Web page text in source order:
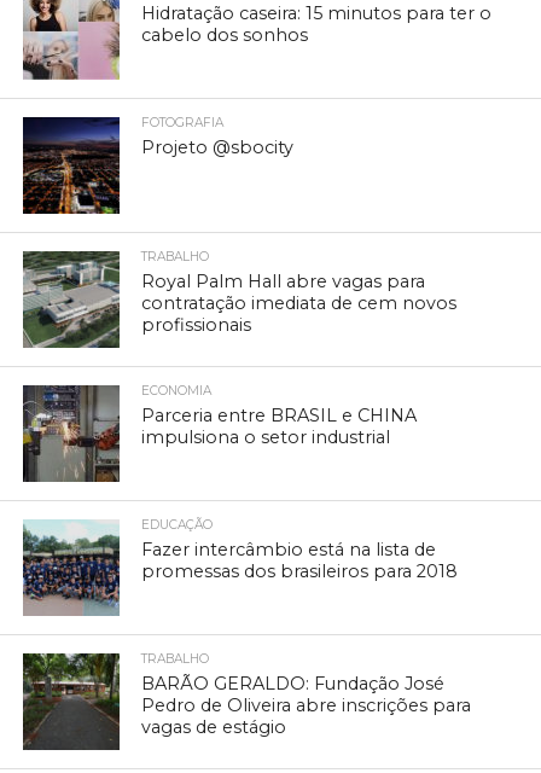
Hidratação caseira: 15 minutos para ter o
cabelo dos sonhos
FOTOGRAFIA
Projeto @sbocity
TRABALHO
Royal Palm Hall abre vagas para
contratação imediata de cem novos
profissionais
ECONOMIA
Parceria entre BRASIL e CHINA
impulsiona o setor industrial
EDUCAÇÃO
Fazer intercâmbio está na lista de
promessas dos brasileiros para 2018
TRABALHO
BARÃO GERALDO: Fundação José
Pedro de Oliveira abre inscrições para
vagas de estágio